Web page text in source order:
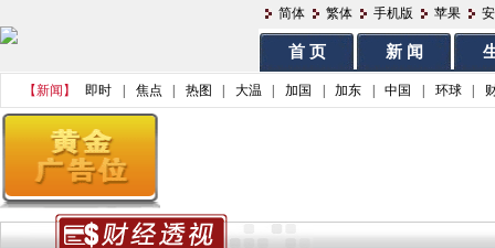
简体 繁体 手机版 苹果
首 页 新 闻
【新闻】 即时 焦点 热图 大温 加国 加东 中国 环球